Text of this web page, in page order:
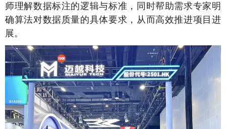
师理解数据标注的逻辑与标准，同时帮助需求专家明
确算法对数据质量的具体要求，从而高效推进项目进
展。